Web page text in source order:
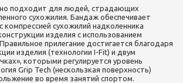
подходит для людей, страдающих
сухожилия. Бандаж обеспечивает
компрессией сухожилий надколенника
изделия с использованием
прилегание достигается благодаря
изделия (технологии I-Fit) и двум
которыми регулируется уровень
Grip Tech (нескользкая поверхность)
во время занятий спортом.